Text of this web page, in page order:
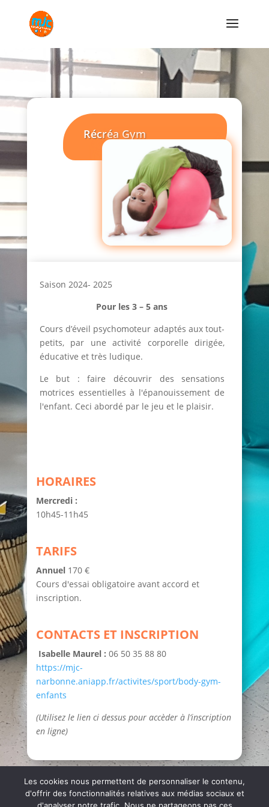
Récréa Gym
Saison 2024- 2025
Pour les 3 – 5 ans
Cours d’éveil psychomoteur adaptés aux tout-
petits, par une activité corporelle dirigée,
éducative et très ludique.
Le but : faire découvrir des sensations
motrices essentielles à l'épanouissement de
l'enfant. Ceci abordé par le jeu et le plaisir.
HORAIRES
Mercredi :
10h45-11h45
TARIFS
Annuel 170 €
Cours d'essai obligatoire avant accord et
inscription.
CONTACTS ET INSCRIPTION
Isabelle Maurel : 06 50 35 88 80
https://mjc-
narbonne.aniapp.fr/activites/sport/body-gym-
enfants
(Utilisez le lien ci dessus pour accèder à l’inscription
en ligne)
Les cookies nous permettent de personnaliser le contenu,
d'offrir des fonctionnalités relatives aux médias sociaux et